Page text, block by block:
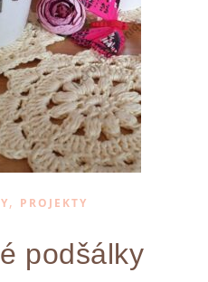
, PROJEKTY
podšálky